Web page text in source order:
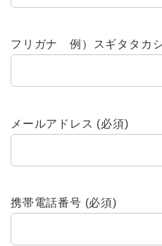
フリガナ 例）スギタタカ
メールアドレス (必須)
携帯電話番号 (必須)